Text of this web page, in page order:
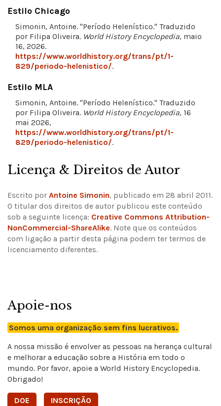
Estilo Chicago
Simonin, Antoine. "Período Helenístico." Traduzido
por Filipa Oliveira. World History Encyclopedia, maio
16, 2026.
https://www.worldhistory.org/trans/pt/1-
829/periodo-helenistico/.
Estilo MLA
Simonin, Antoine. "Período Helenístico." Traduzido
por Filipa Oliveira. World History Encyclopedia, 16
mai 2026,
https://www.worldhistory.org/trans/pt/1-
829/periodo-helenistico/.
Licença & Direitos de Autor
Escrito por Antoine Simonin, publicado em 28 abril 2011.
O titular dos direitos de autor publicou este conteúdo
sob a seguinte licença: Creative Commons Attribution-
NonCommercial-ShareAlike. Note que os conteúdos
com ligação a partir desta página podem ter termos de
licenciamento diferentes.
Apoie-nos
Somos uma organização sem fins lucrativos.
A nossa missão é envolver as pessoas na herança cultural
e melhorar a educação sobre a História em todo o
mundo. Por favor, apoie a World History Encyclopedia.
Obrigado!
DOE INSCRIÇÃO